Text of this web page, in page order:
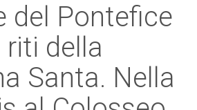
del Pontefice
della
Santa. Nella